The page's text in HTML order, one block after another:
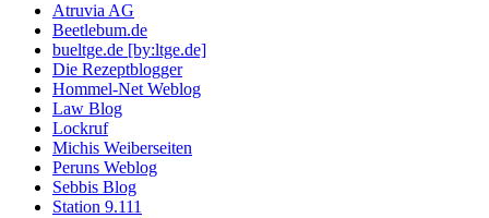
Atruvia AG
Beetlebum.de
bueltge.de [by:ltge.de]
Die Rezeptblogger
Hommel-Net Weblog
Law Blog
Lockruf
Michis Weiberseiten
Peruns Weblog
Sebbis Blog
Station 9.111